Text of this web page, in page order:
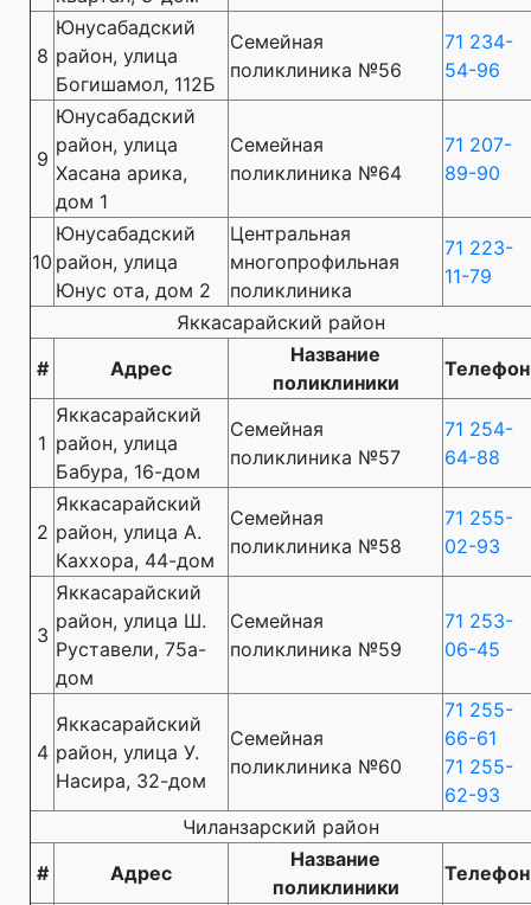
8
Юнусабадский
район, улица
Богишамол, 112Б
Семейная
поликлиника №56
71 234-
54-96
9
Юнусабадский
район, улица
Хасана арика,
дом 1
Семейная
поликлиника №64
71 207-
89-90
10
Юнусабадский
район, улица
Юнус ота, дом 2
Центральная
многопрофильная
поликлиника
71 223-
11-79
Яккасарайский район
#
Адрес
Название
поликлиники
Телефон
1
Яккасарайский
район, улица
Бабура, 16-дом
Семейная
поликлиника №57
71 254-
64-88
2
Яккасарайский
район, улица А.
Каххора, 44-дом
Семейная
поликлиника №58
71 255-
02-93
3
Яккасарайский
район, улица Ш.
Руставели, 75а-
дом
Семейная
поликлиника №59
71 253-
06-45
4
Яккасарайский
район, улица У.
Насира, 32-дом
Семейная
поликлиника №60
71 255-
66-61
71 255-
62-93
Чиланзарский район
#
Адрес
Название
поликлиники
Телефон